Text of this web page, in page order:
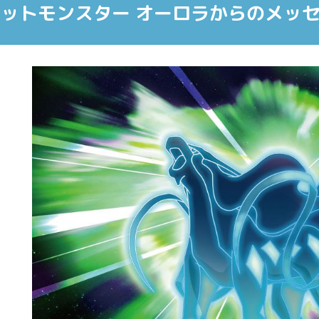
トモンスター オーロラからのメッ